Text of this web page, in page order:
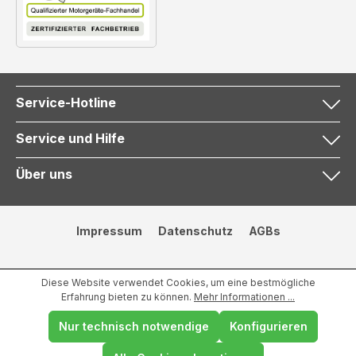
Service-Hotline
Service und Hilfe
Über uns
Impressum Datenschutz AGBs
Diese Website verwendet Cookies, um eine bestmögliche
Erfahrung bieten zu können. Mehr Informationen ...
Nur technisch notwendige Konfigurieren